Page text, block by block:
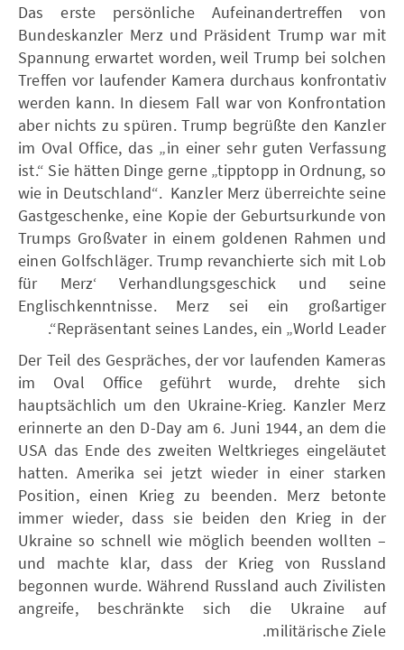
Das erste persönliche Aufeinandertreffen von
Bundeskanzler Merz und Präsident Trump war mit
Spannung erwartet worden, weil Trump bei solchen
Treffen vor laufender Kamera durchaus konfrontativ
werden kann. In diesem Fall war von Konfrontation
aber nichts zu spüren. Trump begrüßte den Kanzler
im Oval Office, das „in einer sehr guten Verfassung
ist.“ Sie hätten Dinge gerne „tipptopp in Ordnung, so
wie in Deutschland“. Kanzler Merz überreichte seine
Gastgeschenke, eine Kopie der Geburtsurkunde von
Trumps Großvater in einem goldenen Rahmen und
einen Golfschläger. Trump revanchierte sich mit Lob
für Merz‘ Verhandlungsgeschick und seine
Englischkenntnisse. Merz sei ein großartiger
Repräsentant seines Landes, ein „World Leader“.
Der Teil des Gespräches, der vor laufenden Kameras
im Oval Office geführt wurde, drehte sich
hauptsächlich um den Ukraine-Krieg. Kanzler Merz
erinnerte an den D-Day am 6. Juni 1944, an dem die
USA das Ende des zweiten Weltkrieges eingeläutet
hatten. Amerika sei jetzt wieder in einer starken
Position, einen Krieg zu beenden. Merz betonte
immer wieder, dass sie beiden den Krieg in der
Ukraine so schnell wie möglich beenden wollten –
und machte klar, dass der Krieg von Russland
begonnen wurde. Während Russland auch Zivilisten
angreife, beschränkte sich die Ukraine auf
militärische Ziele.